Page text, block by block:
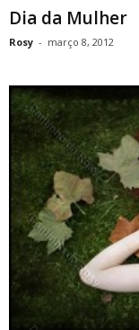
Dia da Mulher
Rosy - março 8, 2012